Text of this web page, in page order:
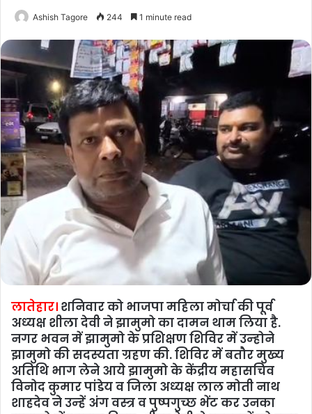
Ashish Tagore 244 1 minute read
लातेहार। शनिवार को भाजपा महिला मोर्चा की पूर्व
अध्‍यक्ष शीला देवी ने झामुमो का दामन थाम लिया है.
नगर भवन में झामुमो के प्रशिक्षण शिविर में उन्‍होने
झामुमो की सदस्‍यता ग्रहण की. शिविर में बतौर मुख्‍य
अतिथि भाग लेने आये झामुमो के केंद्रीय महासचिव
विनोद कुमार पांडेय व जिला अध्‍यक्ष लाल मोती नाथ
शाहदेव ने उन्‍हें अंग वस्‍त्र व पुष्‍पगुच्‍छ भेंट कर उनका